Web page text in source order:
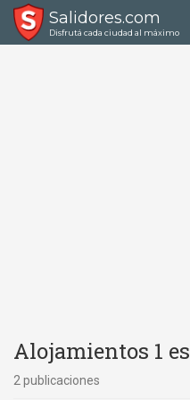
Salidores.com
Disfrutá cada ciudad al máximo
Alojamientos 1
2 publicaciones